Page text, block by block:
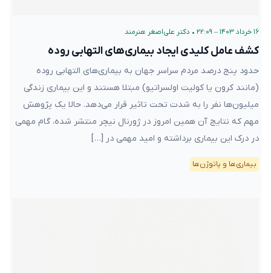
۱۶ خرداد ۱۴۰۳ – ۲۲:۰۹ • دکتر علی‌اصغر هنرمند
کشف عامل کلیدی ایجاد بیماری‌های التهابی روده
حدود پنج درصد مردم سراسر جهان به بیماری‌های التهابی روده
(مانند کرون یا کولیت اولسراتیو) مبتلا هستند و این بیماری‌ زندگی
میلیون‌ها نفر را به شدت تحت تاثیر قرار می‌دهد. حالا یک پژوهش
مهم که نتایج آن همین امروز در ژورنال نیچر منتشر شده، گام مهمی
در درک این بیماری برداشته و امید مهمی در […]
بیماری‌ها و پاتوژن‌ها